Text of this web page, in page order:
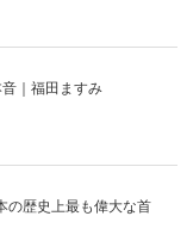
｜福田ますみ
の歴史上最も偉大な首